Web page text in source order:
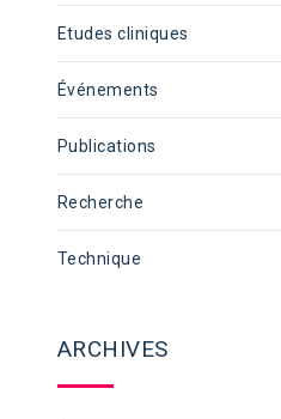
Etudes cliniques
Événements
Publications
Recherche
Technique
ARCHIVES